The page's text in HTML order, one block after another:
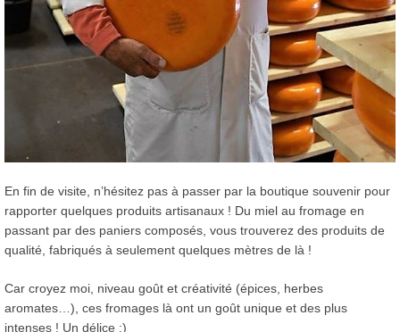
En fin de visite, n’hésitez pas à passer par la boutique souvenir pour
rapporter quelques produits artisanaux ! Du miel au fromage en
passant par des paniers composés, vous trouverez des produits de
qualité, fabriqués à seulement quelques mètres de là !
Car croyez moi, niveau goût et créativité (épices, herbes
aromates…), ces fromages là ont un goût unique et des plus
intenses ! Un délice :)